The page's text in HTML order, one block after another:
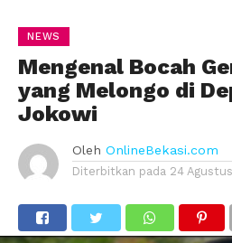
NEWS
Mengenal Bocah
yang Melongo di
Jokowi
Oleh OnlineBekasi.com
Diterbitkan pada 24